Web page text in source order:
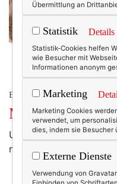
BEAUTY & FASHION
Mein Opa hatte
Und jetzt gibt es die
mir nicht damals
Übermittlung an
Statistik Details
Statistik-Cookies helfen
wie Besucher mit
Informationen anonym
Marketing
Marketing Cookies
verwendet, um
dies, indem sie Besucher
Externe Dienste
Verwendung von